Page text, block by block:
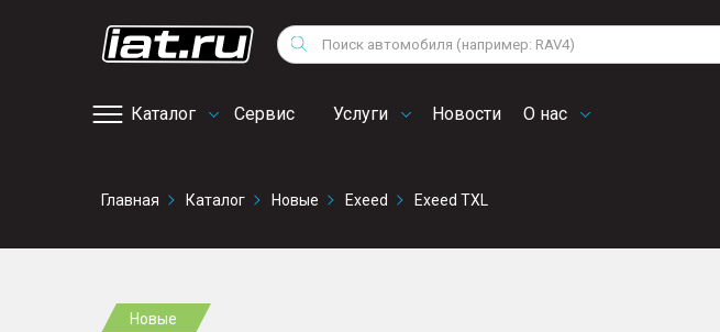
Поиск
Каталог Сервис
сервис
Услуги Новости О нас
Снегоходы
Квадроциклы
Volkswagen
Audi
Главная Каталог Новые Exeed Exeed TXL
Новые